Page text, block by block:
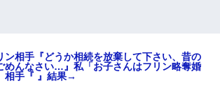
相手『どうか相続を放棄して下さい、昔の
めんなさい…』私「お子さんはフリン略奪婚
相手『 』結果→